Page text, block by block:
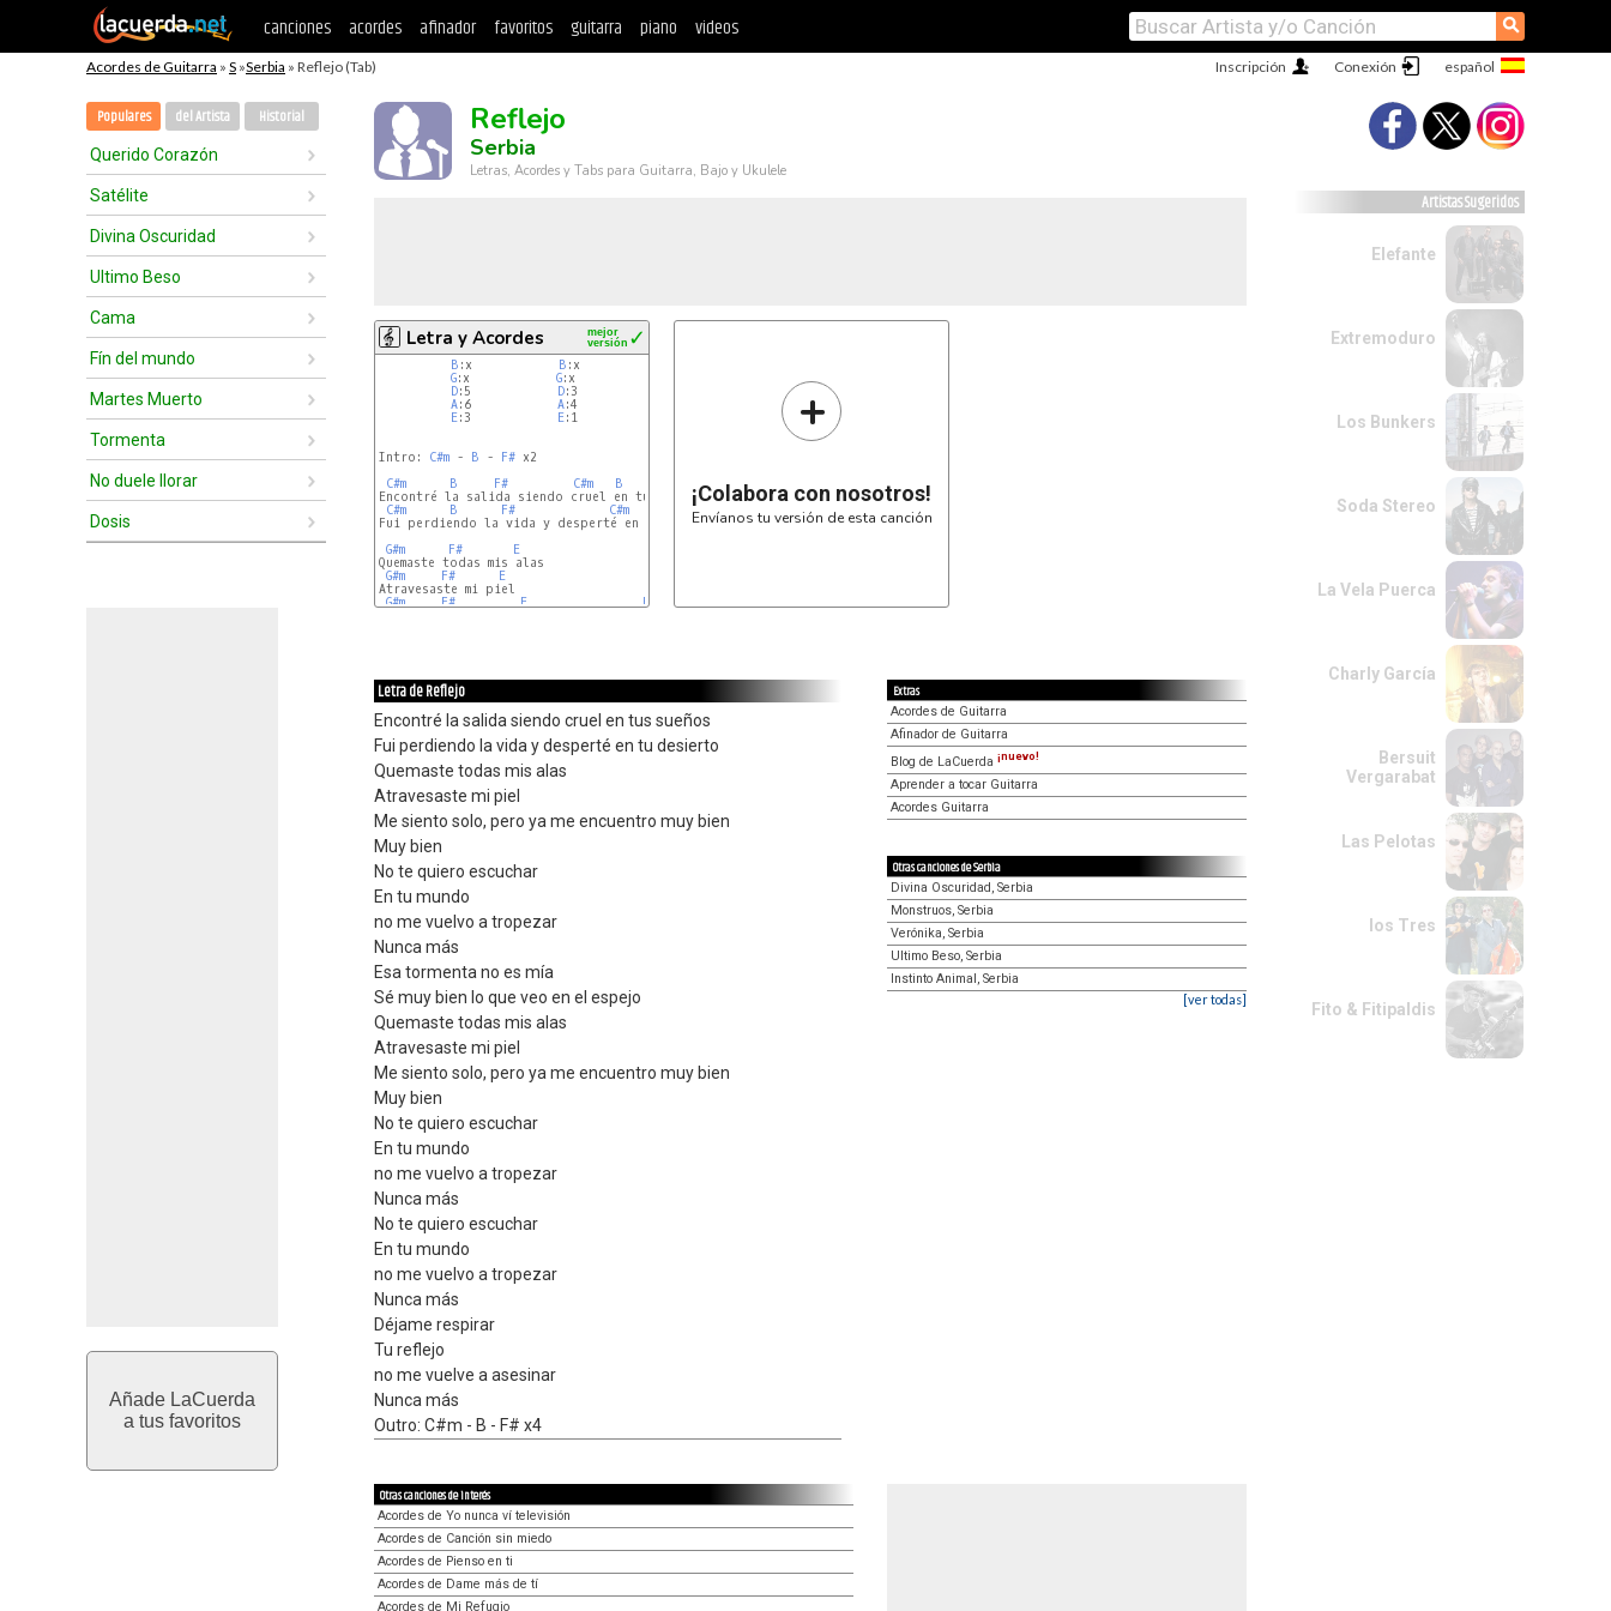
canciones acordes afinador favoritos guitarra piano videos ⚲
Acordes de Guitarra » S »Serbia » Reflejo (Tab) Conexión
Inscripción
Populares del Artista Historial
Querido Corazón
Satélite
Divina Oscuridad
Ultimo Beso
Cama
Fín del mundo
Martes Muerto
Tormenta
No duele llorar
Dosis
Añade LaCuerda
a tus favoritos
Reflejo
Serbia
Letras, Acordes y Tabs para Guitarra, Bajo y Ukulele
Letra y Acordes ✓
mejor
versión
B :x B :x
G:x G:x
D:5 D:3
A:6 A:4
E:3 E:1
Intro: C#m - B - F# x2
C#m
B F# C#m B
Encontré la salida siendo cruel en tus sueños
C#m
B F# C#m
Fui perdiendo la vida y desperté en tu desierto
G#m
F#
E
Quemaste todas mis alas
G#m
F#
E
Atravesaste mi piel
G#m
F# E
B
+
¡Colabora con nosotros!
Envíanos tu versión de esta canción
Letra de Reflejo
Encontré la salida siendo cruel en tus sueños
Fui perdiendo la vida y desperté en tu desierto
Quemaste todas mis alas
Atravesaste mi piel
Me siento solo, pero ya me encuentro muy bien
Muy bien
No te quiero escuchar
En tu mundo
no me vuelvo a tropezar
Nunca más
Esa tormenta no es mía
Sé muy bien lo que veo en el espejo
Quemaste todas mis alas
Atravesaste mi piel
Me siento solo, pero ya me encuentro muy bien
Muy bien
No te quiero escuchar
En tu mundo
no me vuelvo a tropezar
Nunca más
No te quiero escuchar
En tu mundo
no me vuelvo a tropezar
Nunca más
Déjame respirar
Tu reflejo
no me vuelve a asesinar
Nunca más
Outro: C#m - B - F# x4
Extras
Acordes de Guitarra
Afinador de Guitarra
Blog de LaCuerda ¡nuevo!
Aprender a tocar Guitarra
Acordes Guitarra
Otras canciones de Serbia
Divina Oscuridad, Serbia
Monstruos, Serbia
Verónika, Serbia
Ultimo Beso, Serbia
Instinto Animal, Serbia
[ver todas]
Otras canciones de interés
Acordes de Yo nunca ví televisión
Acordes de Canción sin miedo
Acordes de Pienso en ti
Acordes de Dame más de tí
Acordes de Mi Refugio
Artistas Sugeridos
Elefante
Extremoduro
Los Bunkers
Soda Stereo
La Vela Puerca
Charly García
Bersuit
Vergarabat
Las Pelotas
los Tres
Fito & Fitipaldis